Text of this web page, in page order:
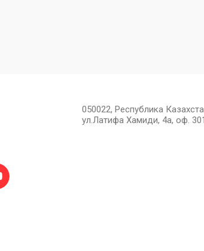
050022, Республика
ул.Латифа Хамиди, 4а, оф. 301